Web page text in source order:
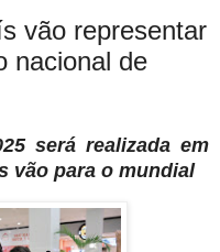
vão representar
nacional de
será realizada em
vão para o mundial